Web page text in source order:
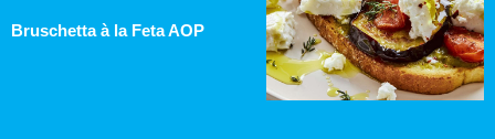
Bruschetta à la Feta AOP